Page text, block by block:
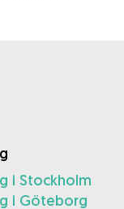
i Stockholm
i Göteborg